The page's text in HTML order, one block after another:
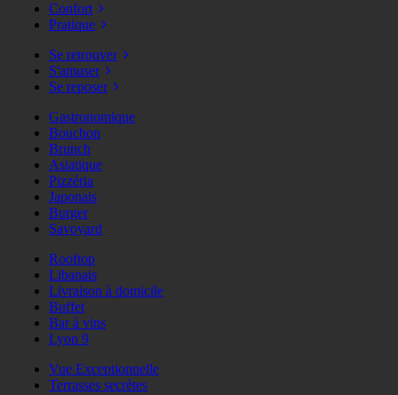
Confort
Pratique
Se retrouver
S'amuser
Se reposer
Gastronomique
Bouchon
Brunch
Asiatique
Pizzéria
Japonais
Burger
Savoyard
Rooftop
Libanais
Livraison à domicile
Buffet
Bar à vins
Lyon 9
Vue Exceptionnelle
Terrasses secrètes